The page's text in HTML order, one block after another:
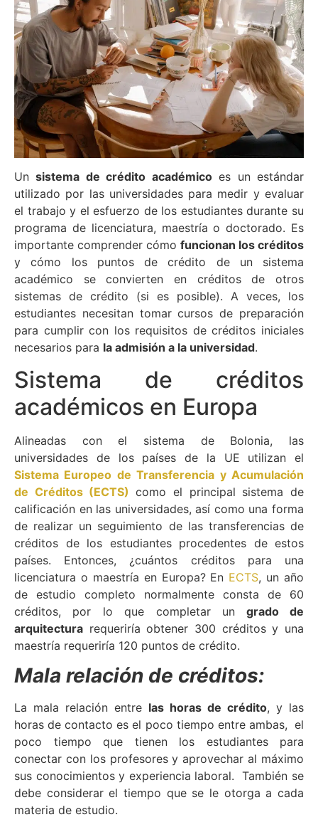
Unsistema de crédito académicoes un estándar
utilizado por las universidades para medir y evaluar
el trabajo y el esfuerzo de los estudiantes durante su
programa de licenciatura, maestría o doctorado. Es
importante comprender cómo funcionan los créditos
y cómo los puntos de crédito de un sistema
académico se convierten en créditos de otros
sistemas de crédito (si es posible). A veces, los
estudiantes necesitan tomar cursos de preparación
para cumplir con los requisitos de créditos iniciales
necesarios para la admisión a la universidad.
Sistema de créditos
académicos en Europa
Alineadas con el sistema de Bolonia, las
universidades de los países de la UE utilizan el
Sistema Europeo de Transferencia y Acumulación
de Créditos (ECTS) como el principal sistema de
calificación en las universidades, así como una forma
de realizar un seguimiento de las transferencias de
créditos de los estudiantes procedentes de estos
países. Entonces, ¿cuántos créditos para una
licenciatura o maestría en Europa? En ECTS, un año
de estudio completo normalmente consta de 60
créditos, por lo que completar un grado de
arquitectura requeriría obtener 300 créditos y una
maestría requeriría 120 puntos de crédito.
Mala relación de créditos:
La mala relación entre las horas de crédito, y las
horas de contacto es el poco tiempo entre ambas, el
poco tiempo que tienen los estudiantes para
conectar con los profesores y aprovechar al máximo
sus conocimientos y experiencia laboral. También se
debe considerar el tiempo que se le otorga a cada
materia de estudio.